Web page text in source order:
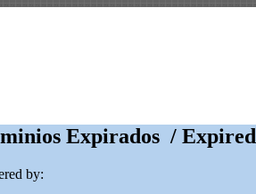
Expirados /
by: